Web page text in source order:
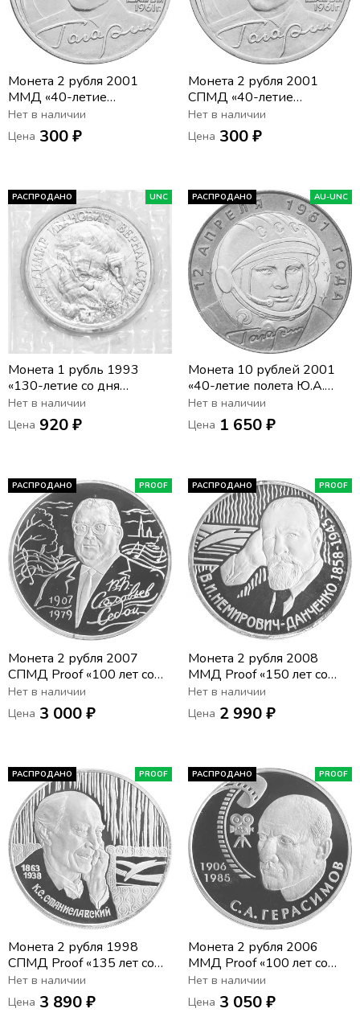
Монета 2 рубля 2001
ММД «40-летие
космического полета Ю.А.
Гагарина»
Нет в наличии
Цена 300 ₽
Монета 2 рубля 2001
СПМД «40-летие
космического полета Ю.А.
Гагарина»
Нет в наличии
Цена 300 ₽
РАСПРОДАНО UNC
Монета 1 рубль 1993
«130-летие со дня
рождения
В.И.Вернадского», в
запайке
Нет в наличии
Цена 920 ₽
РАСПРОДАНО AU-UNC
Монета 10 рублей 2001
«40-летие полета Ю.А.
Гагарина в космос» СПМД,
мешковая сохранность
Нет в наличии
Цена 1 650 ₽
РАСПРОДАНО PROOF
Монета 2 рубля 2007
СПМД Proof «100 лет со
дня рождения Василия
Соловьёва-Седого»
Нет в наличии
Цена 3 000 ₽
РАСПРОДАНО PROOF
Монета 2 рубля 2008
ММД Proof «150 лет со
дня рождения Владимира
Немировича-Данченко»
Нет в наличии
Цена 2 990 ₽
РАСПРОДАНО PROOF
Монета 2 рубля 1998
СПМД Proof «135 лет со
дня рождения
Константина
Станиславского (портрет)»
Нет в наличии
Цена 3 890 ₽
РАСПРОДАНО PROOF
Монета 2 рубля 2006
ММД Proof «100 лет со
дня рождения Сергея
Герасимова»
Нет в наличии
Цена 3 050 ₽